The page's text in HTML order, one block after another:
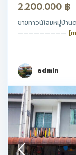
2.200.000 ฿
ขายทาวน์โฮมหมู่บ้า
—————————
admin